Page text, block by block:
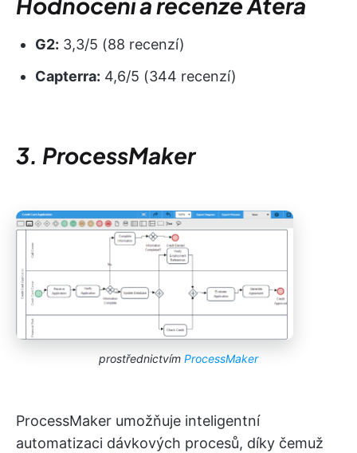
G2: 3,3/5 (88 recenzí)
Capterra: 4,6/5 (344 recenzí)
3. ProcessMaker
prostřednictvím ProcessMaker
ProcessMaker umožňuje inteligentní
automatizaci dávkových procesů, díky čemuž